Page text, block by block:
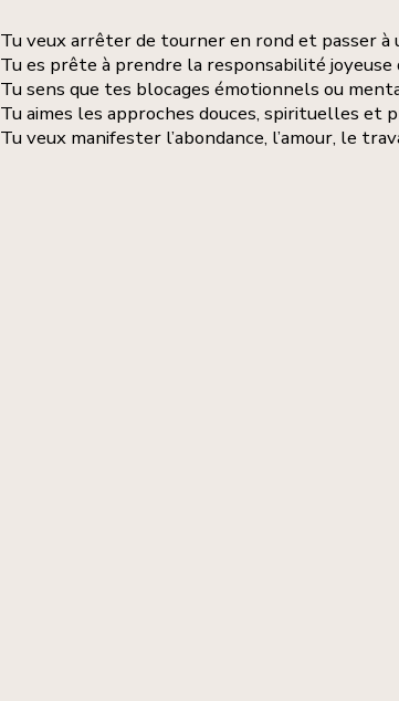
Tu veux arrêter de tourner en rond et passer à
Tu es prête à prendre la responsabilité
Tu sens que tes blocages émotionnels ou
Tu aimes les approches douces, spirituelles et
Tu veux manifester l’abondance, l’amour, le